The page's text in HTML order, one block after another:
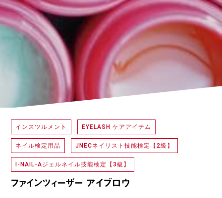
インスツルメント EYELASH ケアアイテム
ネイル検定用品 JNECネイリスト技能検定【2級】
I-NAIL-Aジェルネイル技能検定【3級】
ファインツィーザー アイブロウ